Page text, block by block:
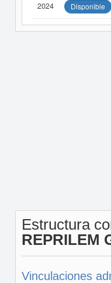
2024 Disponible
Estructura
REPRILEM
Vinculaciones